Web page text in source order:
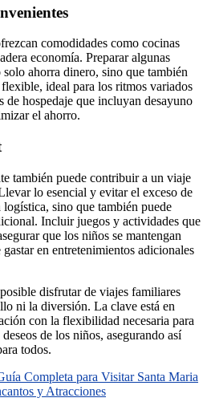
comodidades como cocinas
economía. Preparar algunas
ahorra dinero, sino que también
ideal para los ritmos variados
de hospedaje que incluyan desayuno
el ahorro.
también puede contribuir a un viaje
lo esencial y evitar el exceso de
sino que también puede
Incluir juegos y actividades que
que los niños se mantengan
en entretenimientos adicionales
disfrutar de viajes familiares
ni la diversión. La clave está en
con la flexibilidad necesaria para
de los niños, asegurando así
todos.
Completa para Visitar Santa Maria
y Atracciones